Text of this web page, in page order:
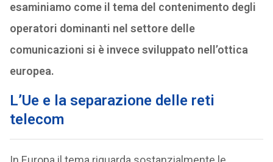
esaminiamo come il tema del contenimento degli
operatori dominanti nel settore delle
comunicazioni si è invece sviluppato nell’ottica
europea.
L’Ue e la separazione delle reti
telecom